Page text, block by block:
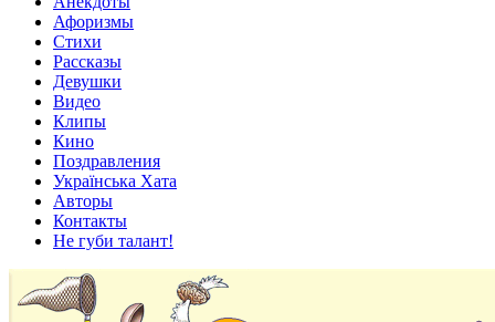
Афоризмы
Стихи
Рассказы
Девушки
Видео
Клипы
Кино
Поздравления
Українська Хата
Авторы
Контакты
Не губи талант!